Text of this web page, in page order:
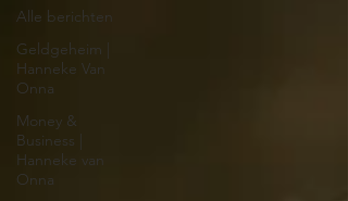
Alle berichten
Geldgeheim |
Hanneke Van
Onna
Money &
Business |
Hanneke van
Onna